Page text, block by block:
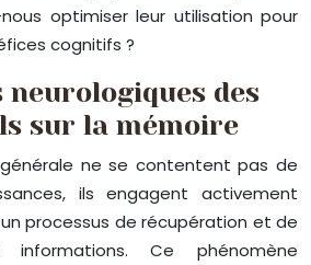
optimiser leur utilisation pour
cognitifs ?
neurologiques des
sur la mémoire
ne se contentent pas de
ils engagent activement
processus de récupération et de
informations. Ce phénomène